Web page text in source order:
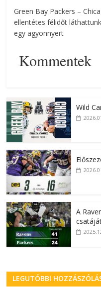
Green Bay Packers –
ellentétes félidőt
egy agyonnyert
Kommentek
Wild
A
LEGUTÓBBI